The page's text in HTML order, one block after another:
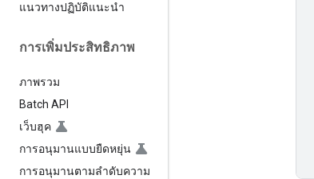
แนวทางปฏิบัติแนะนำ
การเพิ่มประสิทธิภาพ
ภาพรวม
Batch API
เว็บฮุค
การอนุมานแบบยืดหยุ่น
การอนุมานตามลำดับความ